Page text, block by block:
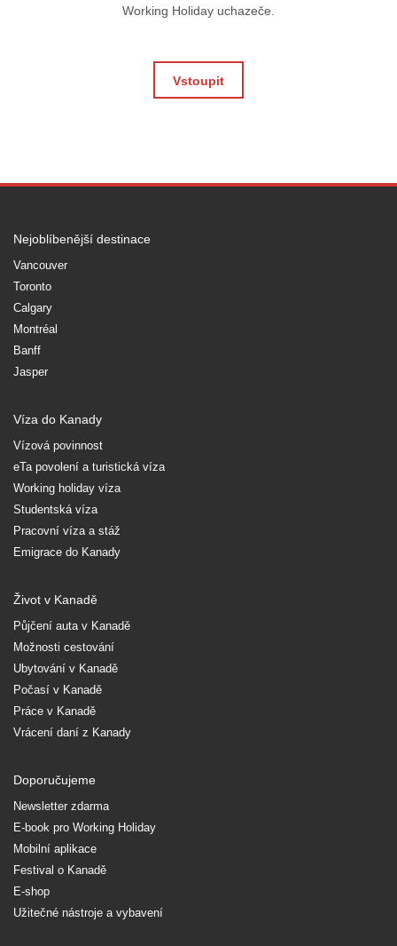
Working Holiday uchazeče.
Vstoupit
Nejoblíbenější destinace
Vancouver
Toronto
Calgary
Montréal
Banff
Jasper
Víza do Kanady
Vízová povinnost
eTa povolení a turistická víza
Working holiday víza
Studentská víza
Pracovní víza a stáž
Emigrace do Kanady
Život v Kanadě
Půjčení auta v Kanadě
Možnosti cestování
Ubytování v Kanadě
Počasí v Kanadě
Práce v Kanadě
Vrácení daní z Kanady
Doporučujeme
Newsletter zdarma
E-book pro Working Holiday
Mobilní aplikace
Festival o Kanadě
E-shop
Užitečné nástroje a vybavení